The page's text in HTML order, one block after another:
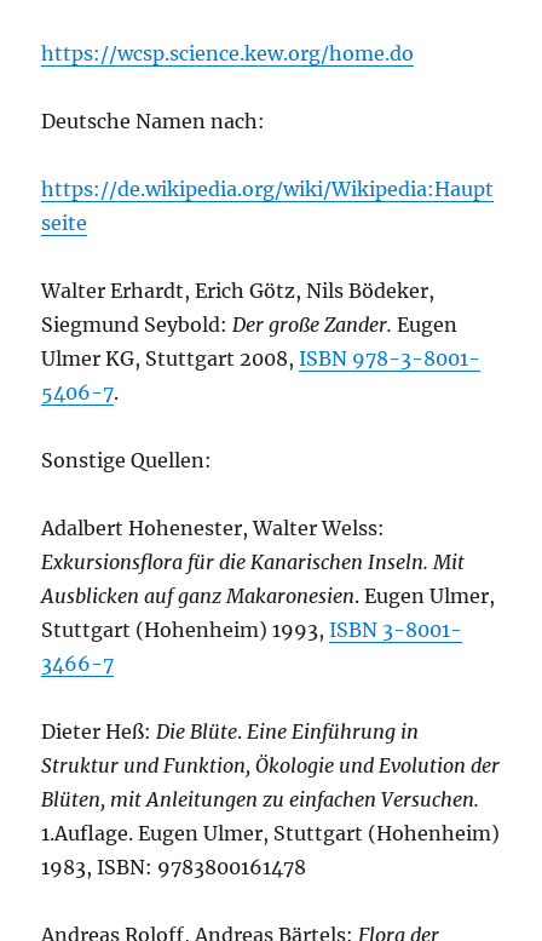
https://wcsp.science.kew.org/home.do
Deutsche Namen nach:
https://de.wikipedia.org/wiki/Wikipedia:Haupt
seite
Walter Erhardt, Erich Götz, Nils Bödeker,
Siegmund Seybold:Der große Zander. Eugen
Ulmer KG, Stuttgart 2008,ISBN 978-3-8001-
5406-7.
Sonstige Quellen:
Adalbert Hohenester, Walter Welss:
Exkursionsflora für die Kanarischen Inseln. Mit
Ausblicken auf ganz Makaronesien. Eugen Ulmer,
Stuttgart (Hohenheim) 1993,ISBN 3-8001-
3466-7
Dieter Heß:Die Blüte. Eine Einführung in
Struktur und Funktion, Ökologie und Evolution der
Blüten, mit Anleitungen zu einfachen Versuchen.
1.Auflage. Eugen Ulmer, Stuttgart (Hohenheim)
1983, ISBN: 9783800161478
Andreas Roloff, Andreas Bärtels:Flora der